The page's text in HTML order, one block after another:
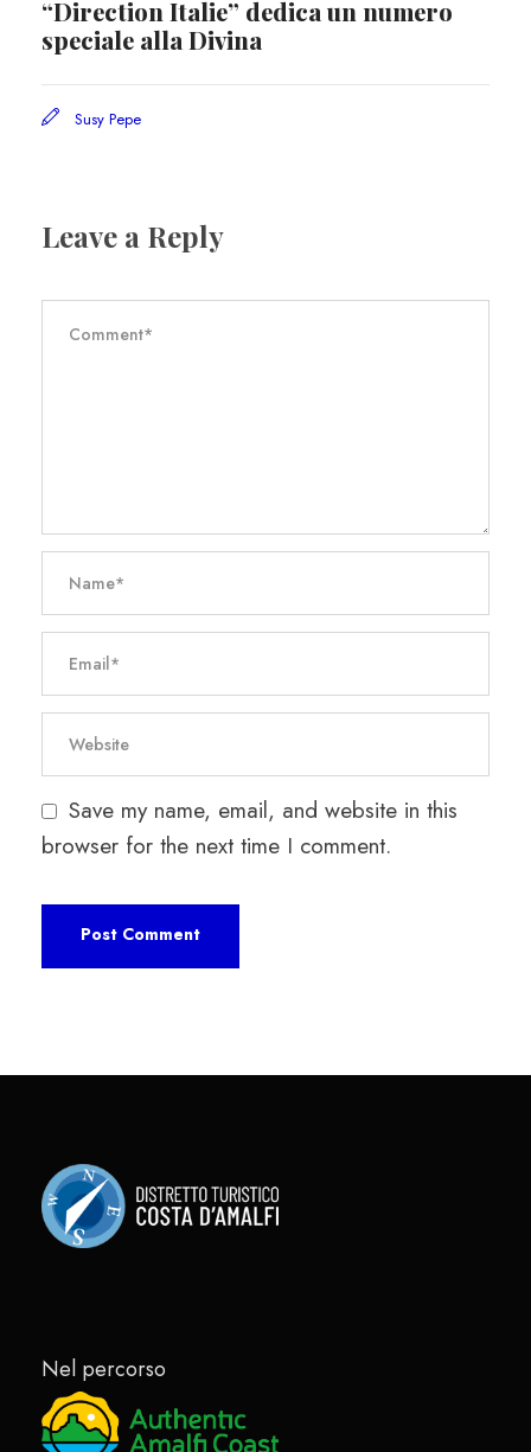
“Direction Italie” dedica un numero
speciale alla Divina
Susy Pepe
Leave a Reply
Save my name, email, and website in this
browser for the next time I comment.
Nel percorso